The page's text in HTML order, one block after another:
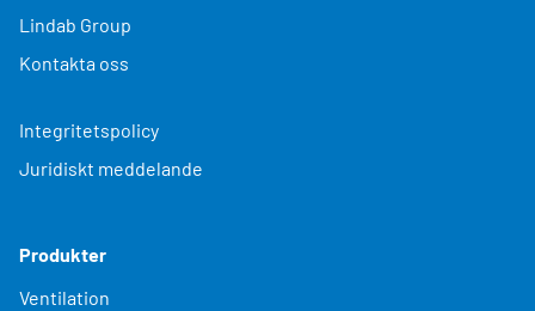
Lindab Group
Kontakta oss
Integritetspolicy
Juridiskt meddelande
Produkter
Ventilation